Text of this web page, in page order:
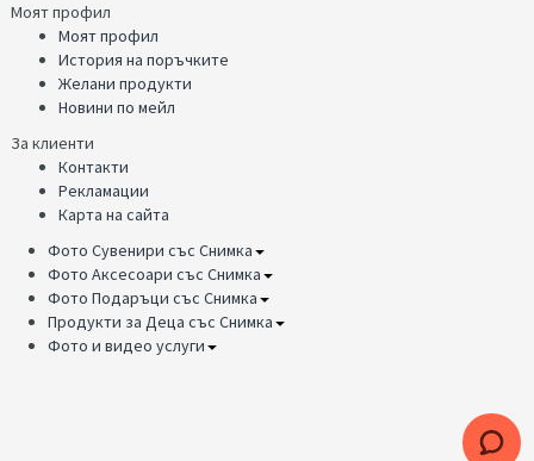
Моят профил
Моят профил
История на поръчките
Желани продукти
Новини по мейл
За клиенти
Контакти
Рекламации
Карта на сайта
Фото Сувенири със Снимка
Фото Аксесоари със Снимка
Фото Подаръци със Снимка
Продукти за Деца със Снимка
Фото и видео услуги